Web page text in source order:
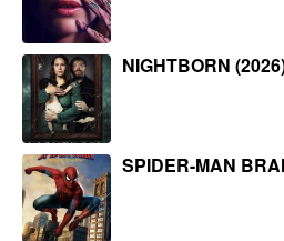
NIGHTBORN
SPIDER-MAN